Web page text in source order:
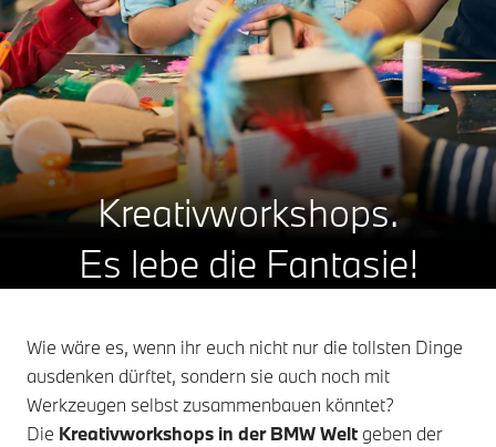
Kreativworkshops.
Es lebe die Fantasie!
Wie wäre es, wenn ihr euch nicht nur die tollsten Dinge
ausdenken dürftet, sondern sie auch noch mit
Werkzeugen selbst zusammenbauen könntet?
Die Kreativworkshops in der BMW Welt geben der